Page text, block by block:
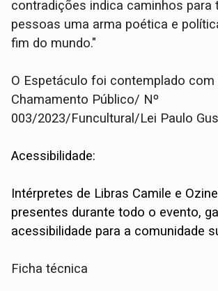
contradições indica caminhos para
pessoas uma arma poética e
fim do mundo."
O Espetáculo foi contemplado com
Chamamento Público/ Nº
003/2023/Funcultural/Lei Paulo
Acessibilidade:
Intérpretes de Libras Camile e
presentes durante todo o evento,
acessibilidade para a comunidade
Ficha técnica